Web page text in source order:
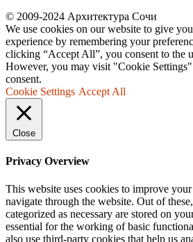
© 2009-2024 Архитектура Сочи
We use cookies on our website to give
experience by remembering your
clicking “Accept All”, you consent to the
However, you may visit "Cookie
consent.
Cookie Settings Accept All
Close
Privacy Overview
This website uses cookies to improve
navigate through the website. Out of
categorized as necessary are stored on
essential for the working of basic
also use third-party cookies that help us